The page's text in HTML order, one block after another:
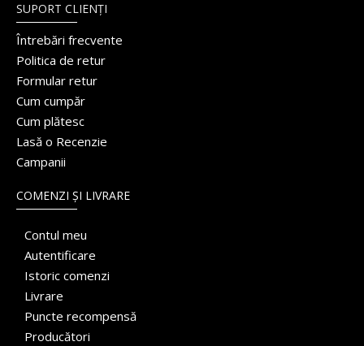
SUPORT CLIENȚI
Întrebări frecvente
Politica de retur
Formular retur
Cum cumpăr
Cum plătesc
Lasă o Recenzie
Campanii
COMENZI ȘI LIVRARE
Contul meu
Autentificare
Istoric comenzi
Livrare
Puncte recompensă
Producători